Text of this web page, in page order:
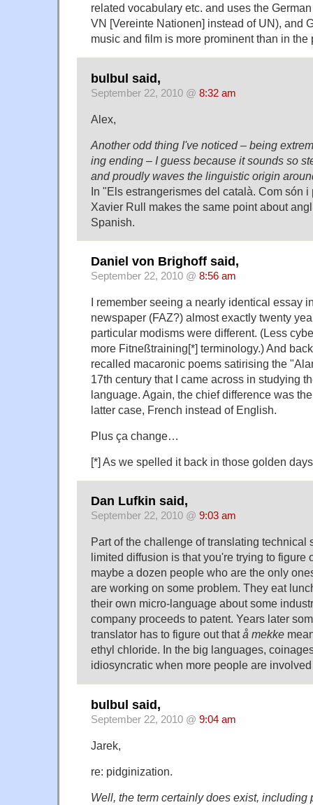
related vocabulary etc. and uses the
VN [Vereinte Nationen] instead of UN), and
music and film is more prominent than in the
bulbul said,
September 22, 2010 @ 8:32 am
Alex,
Another odd thing I've noticed – being
ing ending – I guess because it sounds so
and proudly waves the linguistic origin
In "Els estrangerismes del català. Com són i
Xavier Rull makes the same point about
Spanish.
Daniel von Brighoff said,
September 22, 2010 @ 8:56 am
I remember seeing a nearly identical essay
newspaper (FAZ?) almost exactly twenty
particular modisms were different. (Less
more Fitneßtraining[*] terminology.) And
recalled macaronic poems satirising the
17th century that I came across in studying
language. Again, the chief difference was
latter case, French instead of English.
Plus ça change…
[*] As we spelled it back in those golden
Dan Lufkin said,
September 22, 2010 @ 9:03 am
Part of the challenge of translating technical
limited diffusion is that you're trying to figure
maybe a dozen people who are the only
are working on some problem. They eat
their own micro-language about some
company proceeds to patent. Years later
translator has to figure out thatå mekke
ethyl chloride. In the big languages,
idiosyncratic when more people are
bulbul said,
September 22, 2010 @ 9:04 am
Jarek,
re: pidginization.
Well, the term certainly does exist, including